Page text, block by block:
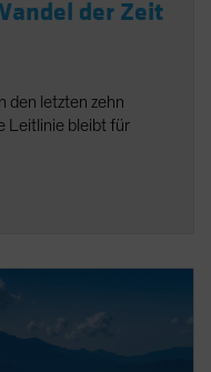
der Zeit
den letzten zehn
Leitlinie bleibt für